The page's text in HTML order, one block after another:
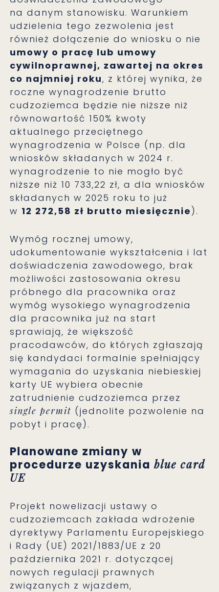
na danym stanowisku. Warunkiem
udzielenia tego zezwolenia jest
również dołączenie do wniosku o nie
umowy o pracę lub umowy
cywilnoprawnej, zawartej na okres
co najmniej roku, z której wynika, że
roczne wynagrodzenie brutto
cudzoziemca będzie nie niższe niż
równowartość 150% kwoty
aktualnego przeciętnego
wynagrodzenia w Polsce (np. dla
wniosków składanych w 2024 r.
wynagrodzenie to nie mogło być
niższe niż 10 733,22 zł, a dla wniosków
składanych w 2025 roku to już
w 12 272,58 zł brutto miesięcznie ).
Wymóg rocznej umowy,
udokumentowanie wykształcenia i lat
doświadczenia zawodowego, brak
możliwości zastosowania okresu
próbnego dla pracownika oraz
wymóg wysokiego wynagrodzenia
dla pracownika już na start
sprawiają, że większość
pracodawców, do których zgłaszają
się kandydaci formalnie spełniający
wymagania do uzyskania niebieskiej
karty UE wybiera obecnie
zatrudnienie cudzoziemca przez
single permit (jednolite pozwolenie na
pobyt i pracę).
Planowane zmiany w
procedurze uzyskaniablue card
UE
Projekt nowelizacji ustawy o
cudzoziemcach zakłada wdrożenie
dyrektywy Parlamentu Europejskiego
i Rady (UE) 2021/1883/UE z 20
października 2021 r. dotyczącej
nowych regulacji prawnych
związanych z wjazdem,